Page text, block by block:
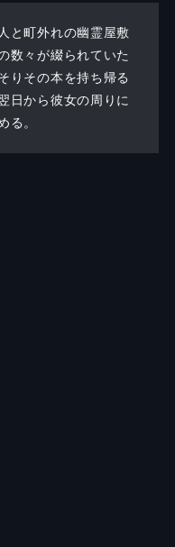
と町外れの幽霊屋敷
数々が綴られていた
りその本を持ち帰る
日から彼女の周りに
る。